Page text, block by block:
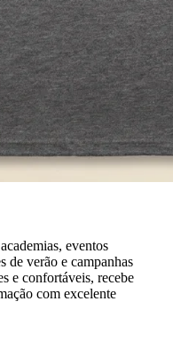
eventos
de verão e campanhas
e confortáveis, recebe
com excelente